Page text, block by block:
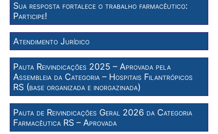
Sua resposta fortalece o trabalho farmacêutico:
Participe!
Atendimento Jurídico
Pauta Reivindicações 2025 – Aprovada pela
Assembleia da Categoria – Hospitais Filantrópicos
RS (base organizada e inorgazinada)
Pauta de Reivindicações Geral 2026 da Categoria
Farmacêutica RS – Aprovada